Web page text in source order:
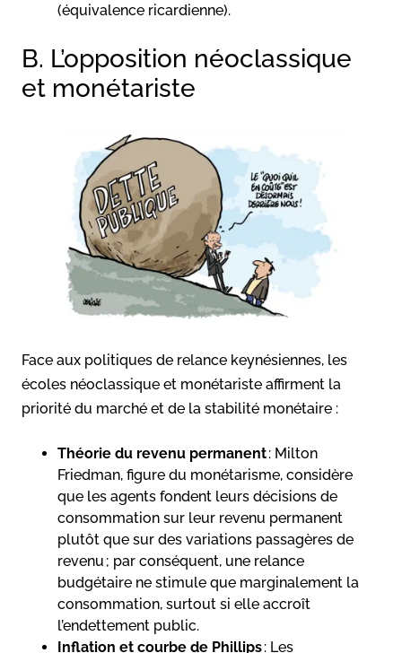
(équivalence ricardienne).
B. L’opposition néoclassique
et monétariste
Face aux politiques de relance keynésiennes, les
écoles néoclassique et monétariste affirment la
priorité du marché et de la stabilité monétaire :
Théorie du revenu permanent: Milton
Friedman, figure du monétarisme, considère
que les agents fondent leurs décisions de
consommation sur leur revenu permanent
plutôt que sur des variations passagères de
revenu ; par conséquent, une relance
budgétaire ne stimule que marginalement la
consommation, surtout si elle accroît
l’endettement public.
Inflation et courbe de Phillips: Les